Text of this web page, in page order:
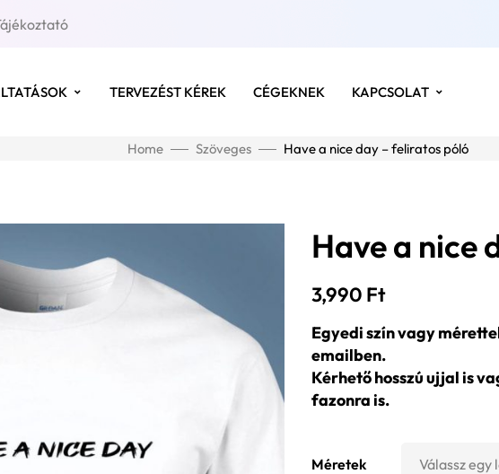
TERVEZÉST KÉREK CÉGEKNEK KAPCSOLAT
Home Szöveges Have a nice day – feliratos póló
Have a nice
3,990 Ft
Egyedi szín vagy
emailben.
Kérhető hosszú ujjal is
fazonra is.
Méretek